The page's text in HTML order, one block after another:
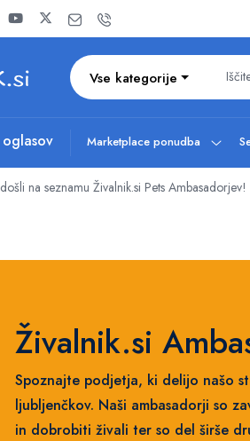
Vse kategorije
Marketplace ponudba
na seznamu Živalnik.si Pets Ambasadorjev!
Živalnik.si
Spoznajte podjetja, ki delijo našo
ljubljenčkov. Naši ambasadorji so
in dobrobiti živali ter so del širše